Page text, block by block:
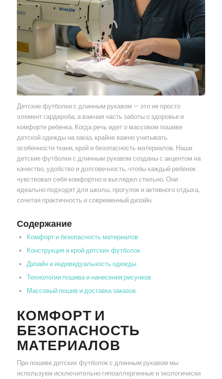
Детские футболки с длинным рукавом — это не просто
элемент гардероба, а важная часть заботы о здоровье и
комфорте ребенка. Когда речь идет о массовом пошиве
детской одежды на заказ, крайне важно учитывать
особенности ткани, крой и безопасность материалов. Наши
детские футболки с длинным рукавом созданы с акцентом на
качество, удобство и долговечность, чтобы каждый ребенок
чувствовал себя комфортно и выглядел стильно. Они
идеально подходят для школы, прогулок и активного отдыха,
сочетая практичность и современный дизайн.
Содержание
Комфорт и безопасность материалов
Конструкция и крой детских футболок
Дизайн и индивидуальность одежды
Технологии пошива и нанесения рисунков
Массовый пошив и доставка заказов
КОМФОРТ И
БЕЗОПАСНОСТЬ
МАТЕРИАЛОВ
При пошиве детских футболок с длинным рукавом мы
используем исключительно гипоаллергенные и экологически